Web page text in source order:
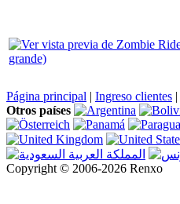
Página principal | Ingreso clientes |
Otros países
Copyright © 2006-2026 Renxo